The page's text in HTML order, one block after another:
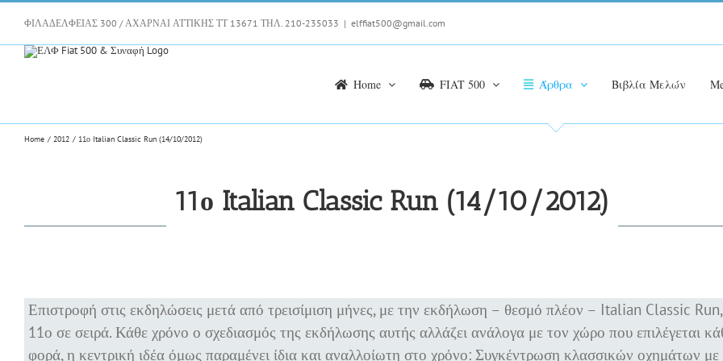
Skip
ΦΙΛΑΔΕΛΦΕΙΑΣ 300 / ΑΧΑΡΝΑΙ ΑΤΤΙΚΗΣ ΤΤ 13671 ΤΗΛ. 210-235033 | elffiat500@gmail.com
Home FIAT 500 Άρθρα Βιβλία Μελών
Home 2012 11ο Italian Classic Run (14/10/2012)
11ο Italian Classic Run (14/10/2012)
Επιστροφή στις εκδηλώσεις μετά από τρεισίμιση μήνες, με την εκδήλωση – θεσμό πλέον – Italian Classic
11ο σε σειρά. Κάθε χρόνο ο σχεδιασμός της εκδήλωσης αυτής αλλάζει ανάλογα με τον χώρο που επιλέγεται
φορά, η κεντρική ιδέα όμως παραμένει ίδια και αναλλοίωτη στο χρόνο: Συγκέντρωση κλασσικών οχημάτων με